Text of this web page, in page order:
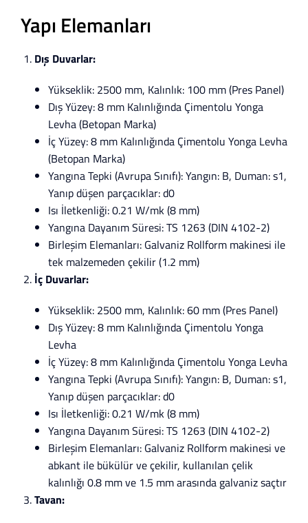
Yapı Elemanları
Dış Duvarlar:
Yükseklik: 2500 mm, Kalınlık: 100 mm (Pres Panel)
Dış Yüzey: 8 mm Kalınlığında Çimentolu Yonga
Levha (Betopan Marka)
İç Yüzey: 8 mm Kalınlığında Çimentolu Yonga Levha
(Betopan Marka)
Yangına Tepki (Avrupa Sınıfı): Yangın: B, Duman: s1,
Yanıp düşen parçacıklar: d0
Isı İletkenliği: 0.21 W/mk (8 mm)
Yangına Dayanım Süresi: TS 1263 (DIN 4102-2)
Birleşim Elemanları: Galvaniz Rollform makinesi ile
tek malzemeden çekilir (1.2 mm)
İç Duvarlar:
Yükseklik: 2500 mm, Kalınlık: 60 mm (Pres Panel)
Dış Yüzey: 8 mm Kalınlığında Çimentolu Yonga
Levha
İç Yüzey: 8 mm Kalınlığında Çimentolu Yonga Levha
Yangına Tepki (Avrupa Sınıfı): Yangın: B, Duman: s1,
Yanıp düşen parçacıklar: d0
Isı İletkenliği: 0.21 W/mk (8 mm)
Yangına Dayanım Süresi: TS 1263 (DIN 4102-2)
Birleşim Elemanları: Galvaniz Rollform makinesi ve
abkant ile bükülür ve çekilir, kullanılan çelik
kalınlığı 0.8 mm ve 1.5 mm arasında galvaniz saçtır
Tavan: